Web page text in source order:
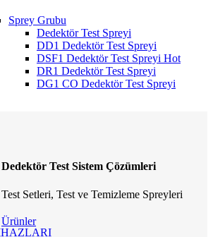
Sprey Grubu
Dedektör Test Spreyi
DD1 Dedektör Test Spreyi
DSF1 Dedektör Test Spreyi Hot
DR1 Dedektör Test Spreyi
DG1 CO Dedektör Test Spreyi
Dedektör Test Sistem Çözümleri
Test Setleri, Test ve Temizleme Spreyleri
Ürünler